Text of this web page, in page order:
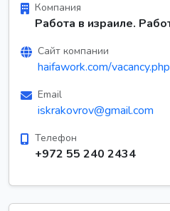
Компания
Работа в израиле.
Сайт компании
haifawork.com/
Email
iskrakovrov@gmail.com
Телефон
+972 55 240 2434